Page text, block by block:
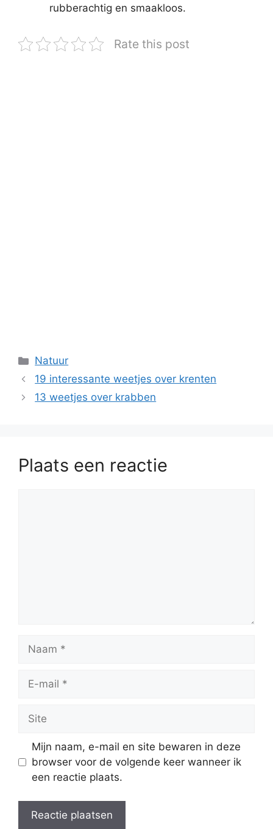
rubberachtig en smaakloos.
Rate this post
Categorieën
Natuur
19 interessante weetjes over krenten
13 weetjes over krabben
Plaats een reactie
Naam
Site
Mijn naam, e-mail en site bewaren in deze
browser voor de volgende keer wanneer ik
een reactie plaats.